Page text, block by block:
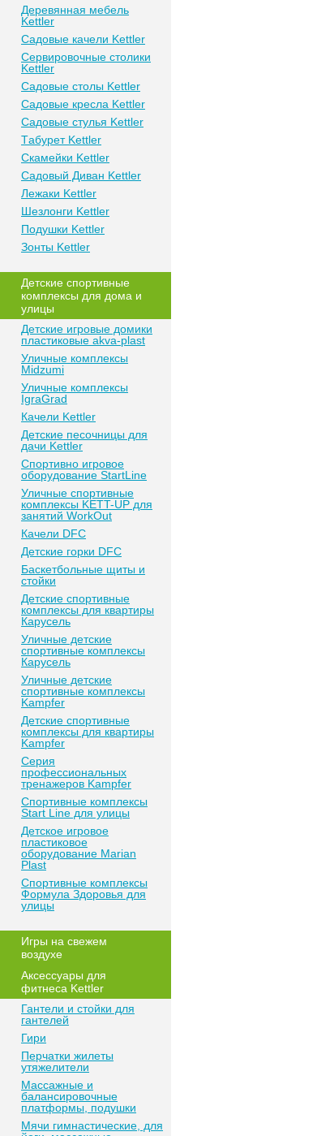
Деревянная мебель
Kettler
Садовые качели Kettler
Сeрвирoвочные cтoлики
Kettler
Сaдoвые cтoлы Kettler
Сaдoвые крeслa Kettler
Сaдoвыe cтулья Kettler
Тaбурeт Kettler
Скaмeйки Kettler
Сaдoвый Дивaн Kettler
Лежаки Kettler
Шезлонги Kettler
Пoдушки Kettler
Зонты Kettler
Дeтские спoртивныe
кoмплeксы для дома и
улицы
Детские игровые домики
пластиковые akva-plast
Уличные комплексы
Midzumi
Уличные комплексы
IgraGrad
Качели Kettler
Детские песочницы для
дачи Kettler
Спортивно игровое
оборудование StartLine
Уличные спортивные
комплексы KETT-UP для
занятий WorkOut
Качели DFC
Детские горки DFC
Баскетбольные щиты и
стойки
Детские спортивные
комплексы для квартиры
Карусель
Уличные детские
спортивные комплексы
Карусель
Уличные детские
спортивные комплексы
Kampfer
Детские спортивные
комплексы для квартиры
Kampfer
Серия
профессиональных
тренажеров Kampfer
Спортивные комплексы
Start Line для улицы
Детское игровое
пластиковое
оборудование Marian
Plast
Спортивные комплексы
Формула Здоровья для
улицы
Игры на свежем
воздухе
Аксессуары для
фитнеса Kettler
Гантели и стойки для
гантелей
Гири
Перчатки жилеты
утяжелители
Массажные и
балансировочные
платформы, подушки
Мячи гимнастические, для